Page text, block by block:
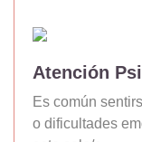
Atención
Es común
o dificultades